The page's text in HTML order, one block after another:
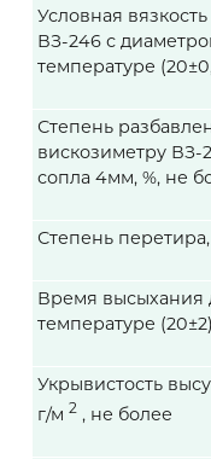
Условная
ВЗ-246 с
температуре
Степень
вискозиметру ВЗ-
сопла 4мм, %, не
Степень
Время высыхания
температуре
Укрывистость
г/м 2, не более